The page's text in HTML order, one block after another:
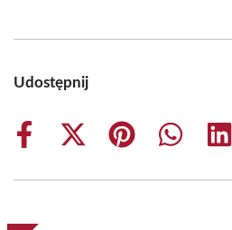
Udostępnij
Share
Share
(Twitter)
Share
Share